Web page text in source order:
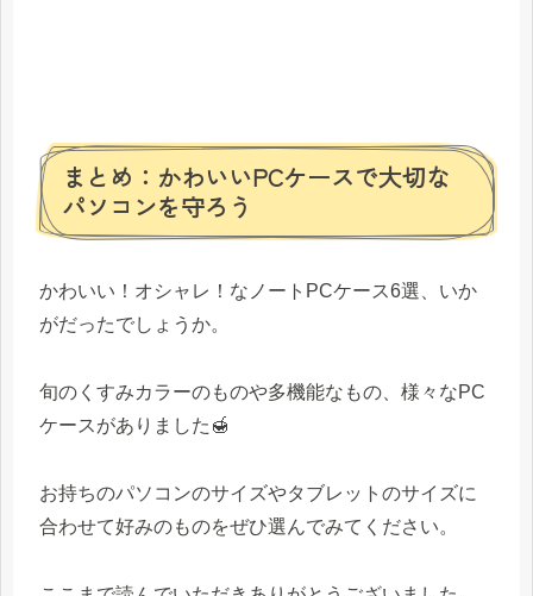
まとめ：かわいいPCケースで大切な
パソコンを守ろう
かわいい！オシャレ！なノートPCケース6選、いか
がだったでしょうか。
旬のくすみカラーのものや多機能なもの、様々なPC
ケースがありました🍯
お持ちのパソコンのサイズやタブレットのサイズに
合わせて好みのものをぜひ選んでみてください。